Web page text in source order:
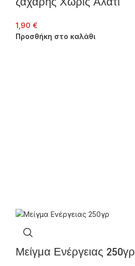
1,90 €
Προσθήκη στο καλάθι
Μείγμα Ενέργειας 250γρ